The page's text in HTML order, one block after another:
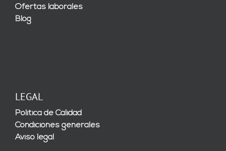
Ofertas laborales
Blog
LEGAL
Política de Calidad
Condiciones generales
Aviso legal